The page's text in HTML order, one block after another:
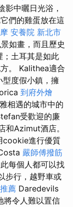
影中曬日光浴，
們的雞蛋放在這
安養院 新北市
如畫，而且歷史
；土耳其是如此
。 Kalithea適合
型度假小鎮，擁
到府外燴
相遇的城市中的
受歡迎的廉
和Azimut酒店。
cookie進行優質
嚴師傅撥筋
每個人都可以找
步行，越野車或
薦 Daredevils
將令人難以置信